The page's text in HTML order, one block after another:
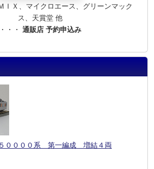
ＩＸ、マイクロエース、グリーンマック
ス、天賞堂 他
・・・ 通販店 予約申込み
００００系 第一編成 増結４両